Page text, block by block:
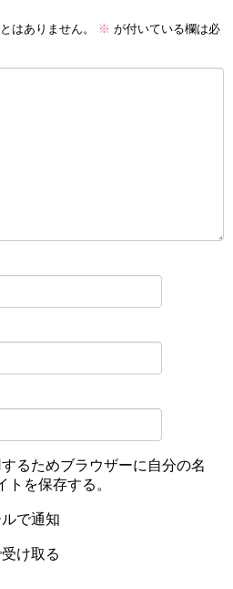
はありません。 ※ が付いている欄は必
るためブラウザーに自分の名
を保存する。
で通知
け取る